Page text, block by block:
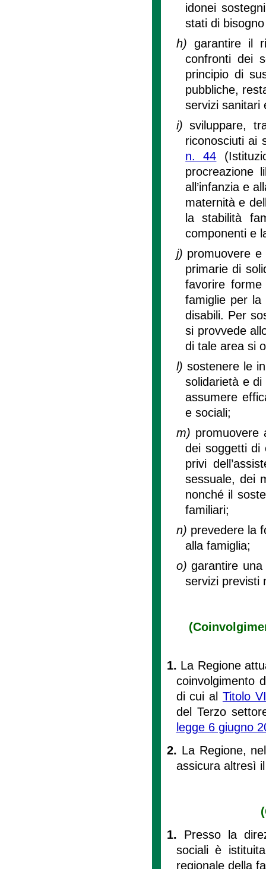
idonei
stati di
h) garantire il
confronti dei
principio di
pubbliche,
servizi sanitari
i)sviluppare,
riconosciuti ai
n. 44
procreazione
all’infanzia e
maternità e
la stabilità
componenti e
j) promuovere
primarie di
favorire
famiglie per la
disabili. Per
si provvede
di tale area si
l) sostenere le
solidarietà e
assumere
e sociali;
m) promuovere
dei soggetti di
privi
sessuale, dei
nonché il
familiari;
n) prevedere la
alla famiglia;
o)garantire
servizi previsti
1. La Regione
coinvolgimento
di cui al Titolo
del Terzo
legge 6 giugno
2. La Regione,
assicura altresì
1. Presso la
sociali è
regionale della